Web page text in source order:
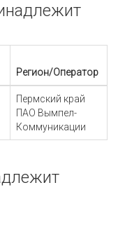
Регион/Оператор
Пермский край
ПАО Вымпел-
Коммуникации